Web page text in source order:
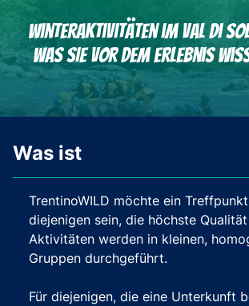
Winteraktivitäten im Val di
Was Sie vor dem Erlebnis
Was ist
TrentinoWILD möchte ein
diejenigen sein, die höchste
Aktivitäten werden in kleinen,
Gruppen durchgeführt.
Für diejenigen, die eine Unterkunft